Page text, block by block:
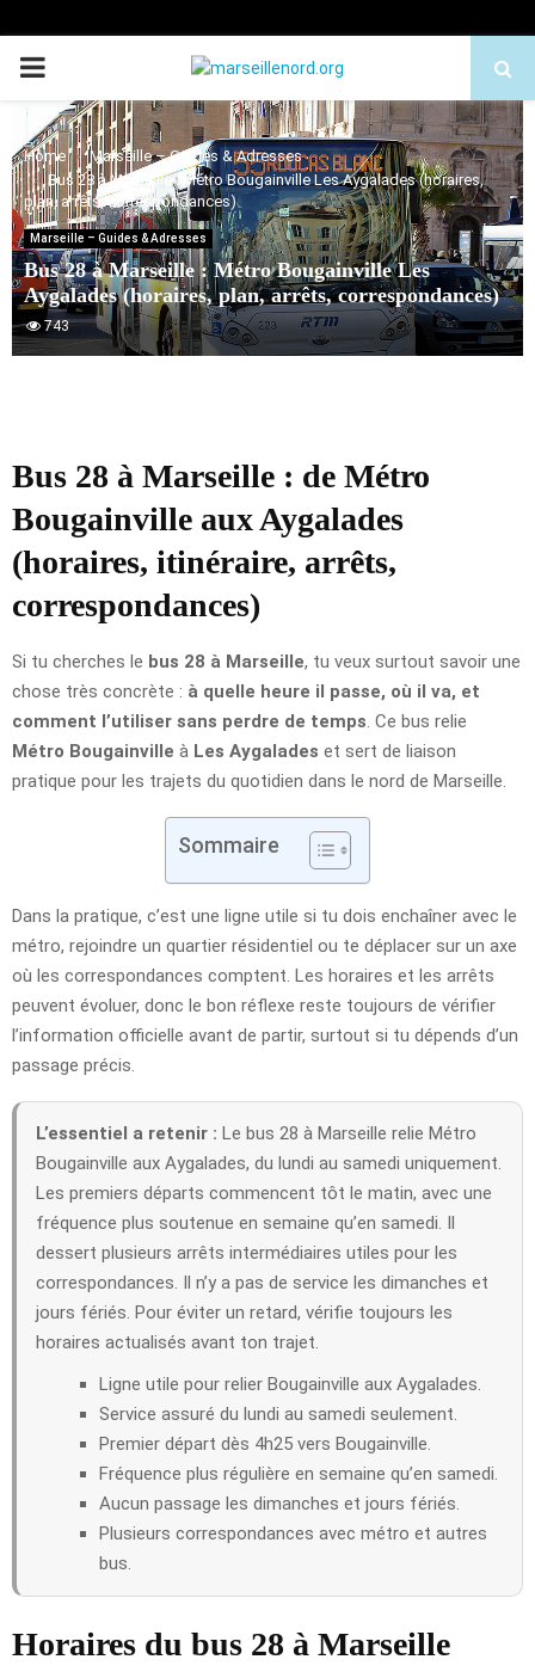
PRIMARY
MENU
Home
Marseille – Guides & Adresses
Bus 28 à Marseille : Métro Bougainville Les Aygalades (horaires,
plan, arrêts, correspondances)
Marseille – Guides & Adresses
Bus 28 à Marseille : Métro Bougainville Les
Aygalades (horaires, plan, arrêts, correspondances)
743
Bus 28 à Marseille : de Métro
Bougainville aux Aygalades
(horaires, itinéraire, arrêts,
correspondances)
Si tu cherches le bus 28 à Marseille, tu veux surtout savoir une
chose très concrète : à quelle heure il passe, où il va, et
comment l’utiliser sans perdre de temps . Ce bus relie
Métro Bougainville à Les Aygalades et sert de liaison
pratique pour les trajets du quotidien dans le nord de Marseille.
Sommaire
Dans la pratique, c’est une ligne utile si tu dois enchaîner avec le
métro, rejoindre un quartier résidentiel ou te déplacer sur un axe
où les correspondances comptent. Les horaires et les arrêts
peuvent évoluer, donc le bon réflexe reste toujours de vérifier
l’information officielle avant de partir, surtout si tu dépends d’un
passage précis.
L’essentiel a retenir : Le bus 28 à Marseille relie Métro
Bougainville aux Aygalades, du lundi au samedi uniquement.
Les premiers départs commencent tôt le matin, avec une
fréquence plus soutenue en semaine qu’en samedi. Il
dessert plusieurs arrêts intermédiaires utiles pour les
correspondances. Il n’y a pas de service les dimanches et
jours fériés. Pour éviter un retard, vérifie toujours les
horaires actualisés avant ton trajet.
Ligne utile pour relier Bougainville aux Aygalades.
Service assuré du lundi au samedi seulement.
Premier départ dès 4h25 vers Bougainville.
Fréquence plus régulière en semaine qu’en samedi.
Aucun passage les dimanches et jours fériés.
Plusieurs correspondances avec métro et autres
bus.
Horaires du bus 28 à Marseille